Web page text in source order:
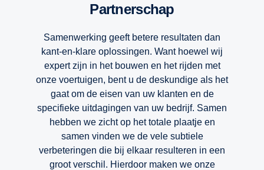
Partnerschap
Samenwerking geeft betere resultaten dan
kant-en-klare oplossingen. Want hoewel wij
expert zijn in het bouwen en het rijden met
onze voertuigen, bent u de deskundige als het
gaat om de eisen van uw klanten en de
specifieke uitdagingen van uw bedrijf. Samen
hebben we zicht op het totale plaatje en
samen vinden we de vele subtiele
verbeteringen die bij elkaar resulteren in een
groot verschil. Hierdoor maken we onze